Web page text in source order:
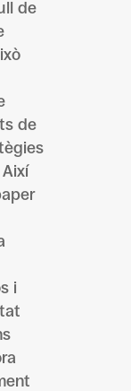
de
de
i